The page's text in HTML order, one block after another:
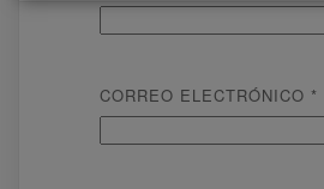
CORREO ELECTRÓNICO *